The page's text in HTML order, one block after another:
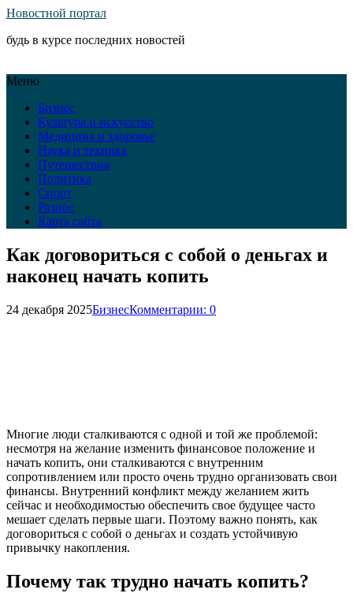
Новостной портал
будь в курсе последних новостей
Меню
Бизнес
Культура и искусство
Медицина и здоровье
Наука и техника
Путешествия
Политика
Спорт
Разное
Карта сайта
Как договориться с собой о деньгах и
наконец начать копить
24 декабря 2025БизнесКомментарии: 0
Многие люди сталкиваются с одной и той же проблемой:
несмотря на желание изменить финансовое положение и
начать копить, они сталкиваются с внутренним
сопротивлением или просто очень трудно организовать свои
финансы. Внутренний конфликт между желанием жить
сейчас и необходимостью обеспечить свое будущее часто
мешает сделать первые шаги. Поэтому важно понять, как
договориться с собой о деньгах и создать устойчивую
привычку накопления.
Почему так трудно начать копить?